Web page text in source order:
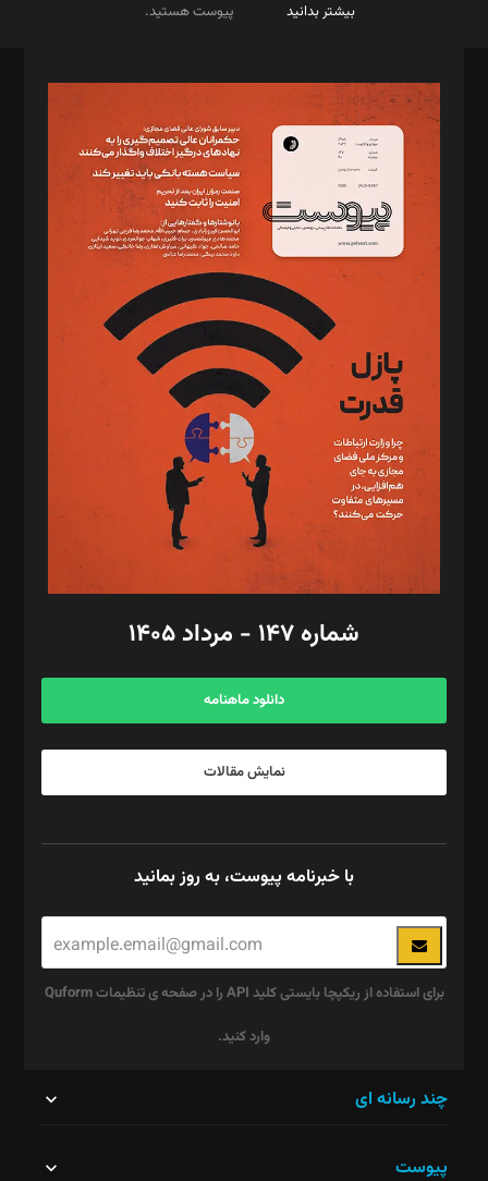
بیشتر بدانید
پیوست هستید.
مدیر مسئول: محمدباقر اثنی‌عشری
سردبیر: مهرک محمودی
دبیر تحریریه: میثم قاسمی
د‌بیر ناداستان: سمانه سمیع
د‌بیر خدمت و تجارت: ابوالفضل رجبی
د‌بیر حقوق فناوری: حسام‌الدین ایپکچی
د‌بیر پیوست جهان: مینا پاکدل
د‌بیر تحریریه آنلاین: بابک نقاش
تحریریه‌: مجتبی محمود‌ی، آرش برهمند، یسنا امان‌پور، سروش کرمیان،
مصطفی مسجدی آرانی، ابوالفضل رجبی، زهرا فکرانه، فائزه فتحی
رستمی،مصطفی باستان
ویرایش: نگار استاد‌‌آقا
طراح یونیفرم: مجید توکلی
فیلمبرداری و عکاسی: امیر شفیعی، مانی لطفی زاده
گرافیک و صفحه‌آرایی: سید‌سبحان‌علی ثابت
مد‌یر توسعه تجاری: کامبیز برید‌
امور مالی: شاپور رهبری، محمد‌ کاظمی‌نیا
آگهی و مشترکین: ۰۹۱۹۹۹۹۰۴۵۴
شماره ۱۴۷ - مرداد ۱۴۰۵
دانلود ماهنامه
نمایش مقالات
با خبرنامه پیوست، به روز بمانید
برای استفاده از ریکپچا بایستی کلید API را در صفحه ی تنظیمات Quform
وارد کنید.
نباید
چند رسانه ای
پیوست